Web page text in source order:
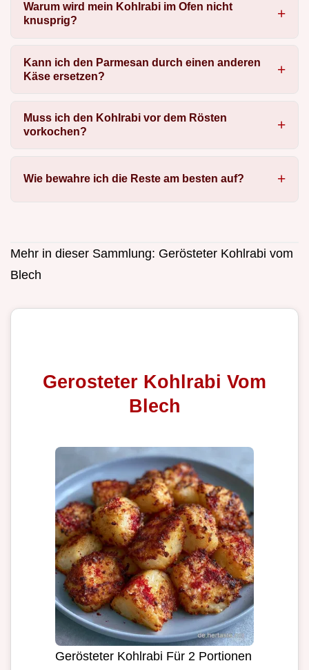
Warum wird mein Kohlrabi im Ofen nicht
knusprig?
Kann ich den Parmesan durch einen anderen
Käse ersetzen?
Muss ich den Kohlrabi vor dem Rösten
vorkochen?
Wie bewahre ich die Reste am besten auf?
Mehr in dieser Sammlung: Gerösteter Kohlrabi vom
Blech
Gerosteter Kohlrabi Vom
Blech
Gerösteter Kohlrabi Für 2 Portionen